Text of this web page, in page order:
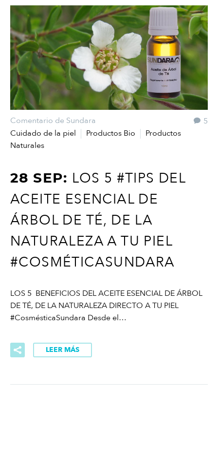
5
Comentario de Sundara
Cuidado de la piel
Productos Bio
Productos
Naturales
28 SEP: LOS 5 #TIPS DEL
ACEITE ESENCIAL DE
ÁRBOL DE TÉ, DE LA
NATURALEZA A TU PIEL
#COSMÉTICASUNDARA
LOS 5 BENEFICIOS DEL ACEITE ESENCIAL DE ÁRBOL
DE TÉ, DE LA NATURALEZA DIRECTO A TU PIEL
#CosmésticaSundara Desde el…
LEER MÁS